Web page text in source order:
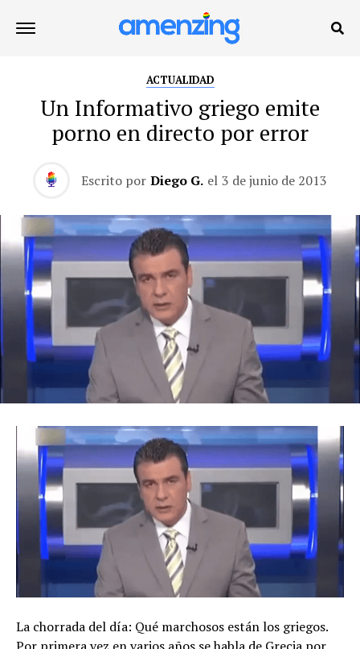
ACTUALIDAD
Un Informativo griego emite
porno en directo por error
Escrito por Diego G. el 3 de junio de 2013
La chorrada del día: Qué marchosos están los griegos.
Por primera vez en varios años se habla de Grecia por